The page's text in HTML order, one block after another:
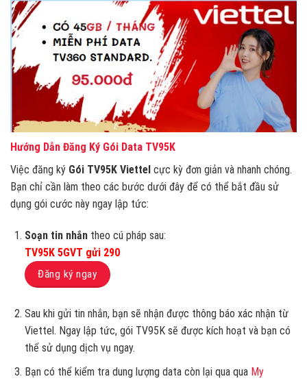
Hướng Dẫn Đăng Ký Gói Data TV95K
Việc đăng ký Gói TV95K Viettel cực kỳ đơn giản và nhanh chóng.
Bạn chỉ cần làm theo các bước dưới đây để có thể bắt đầu sử
dụng gói cước này ngay lập tức:
Soạn tin nhắntheo cú pháp sau:
TV95K 5GVT gửi 290
Đăng ký ngay
Sau khi gửi tin nhắn, bạn sẽ nhận được thông báo xác nhận từ
Viettel. Ngay lập tức, gói TV95K sẽ được kích hoạt và bạn có
thể sử dụng dịch vụ ngay.
Bạn có thể kiểm tra dung lượng data còn lại qua qua My